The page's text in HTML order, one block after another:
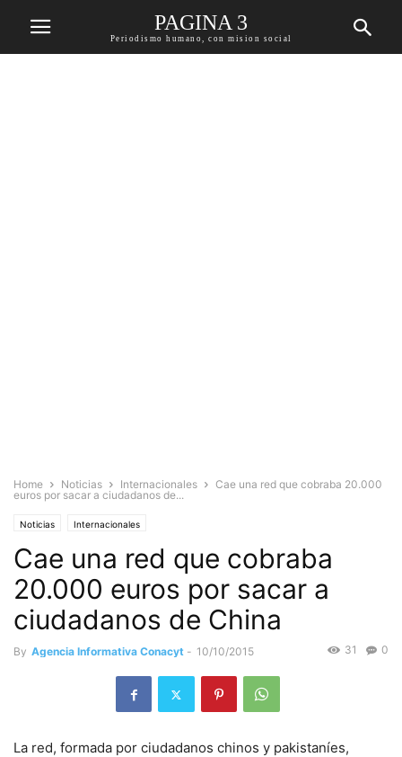
PAGINA 3
Periodismo humano, con mision social
Home Noticias Internacionales
Cae una red que cobraba 20.000
euros por sacar a ciudadanos de...
Noticias Internacionales
Cae una red que cobraba
20.000 euros por sacar a
ciudadanos de China
By Agencia Informativa Conacyt - 10/10/2015 0
31
La red, formada por ciudadanos chinos y pakistaníes,